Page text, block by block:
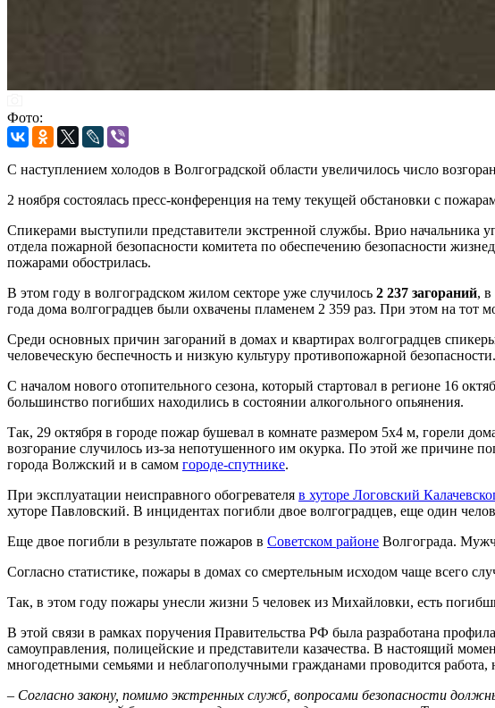
Фото:
С наступлением холодов в Волгоградской области увеличилось число
2 ноября состоялась пресс-конференция на тему текущей обстановки с
Спикерами выступили представители экстренной службы. Врио начальника
отдела пожарной безопасности комитета по обеспечению безопасности
пожарами обострилась.
В этом году в волгоградском жилом секторе уже случилось 2 237 загораний, в
года дома волгоградцев были охвачены пламенем 2 359 раз. При этом на тот
Среди основных причин загораний в домах и квартирах волгоградцев
человеческую беспечность и низкую культуру противопожарной безопасности.
С началом нового отопительного сезона, который стартовал в регионе 16
большинство погибших находились в состоянии алкогольного опьянения.
Так, 29 октября в городе пожар бушевал в комнате размером 5х4 м, горели
возгорание случилось из-за непотушенного им окурка. По этой же причине
города Волжский и в самом городе-спутнике.
При эксплуатации неисправного обогревателя в хуторе Логовский
хуторе Павловский. В инцидентах погибли двое волгоградцев, еще один
Еще двое погибли в результате пожаров в Советском районе Волгограда.
Согласно статистике, пожары в домах со смертельным исходом чаще всего
Так, в этом году пожары унесли жизни 5 человек из Михайловки, есть
В этой связи в рамках поручения Правительства РФ была разработана
самоуправления, полицейские и представители казачества. В настоящий
многодетными семьями и неблагополучными гражданами проводится работа,
– Согласно закону, помимо экстренных служб, вопросами безопасности